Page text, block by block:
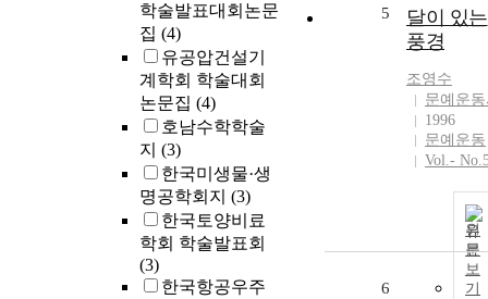
학술발표대회논문
집 (4)
유공압건설기
계학회 학술대회
논문집 (4)
호남수학학술
지 (3)
한국미생물·생
명공학회지 (3)
한국토양비료
학회 학술발표회
(3)
한국항공우주
5
달이 있는
풍경
조영수
문예운
1996
문예운동
Vol.-
원
문
보
기
6